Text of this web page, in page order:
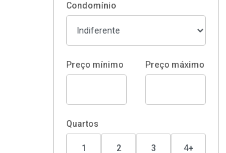
Condomínio
Preço mínimo Preço máximo
Quartos
1 2 3 4+